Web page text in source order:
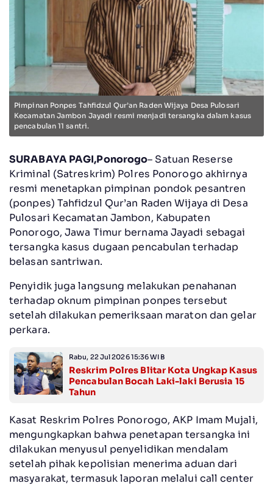
Pimpinan Ponpes Tahfidzul Qur’an Raden Wijaya Desa Pulosari
Kecamatan Jambon Jayadi resmi menjadi tersangka dalam kasus
pencabulan 11 santri.
SURABAYA PAGI,Ponorogo– Satuan Reserse
Kriminal (Satreskrim) Polres Ponorogo akhirnya
resmi menetapkan pimpinan pondok pesantren
(ponpes) Tahfidzul Qur’an Raden Wijaya di Desa
Pulosari Kecamatan Jambon, Kabupaten
Ponorogo, Jawa Timur bernama Jayadi sebagai
tersangka kasus dugaan pencabulan terhadap
belasan santriwan.
Penyidik juga langsung melakukan penahanan
terhadap oknum pimpinan ponpes tersebut
setelah dilakukan pemeriksaan maraton dan gelar
perkara.
Rabu, 22 Jul 2026 15:36 WIB
Reskrim Polres Blitar Kota Ungkap Kasus
Pencabulan Bocah Laki-laki Berusia 15
Tahun
Kasat Reskrim Polres Ponorogo, AKP Imam Mujali,
mengungkapkan bahwa penetapan tersangka ini
dilakukan menyusul penyelidikan mendalam
setelah pihak kepolisian menerima aduan dari
masyarakat, termasuk laporan melalui call center